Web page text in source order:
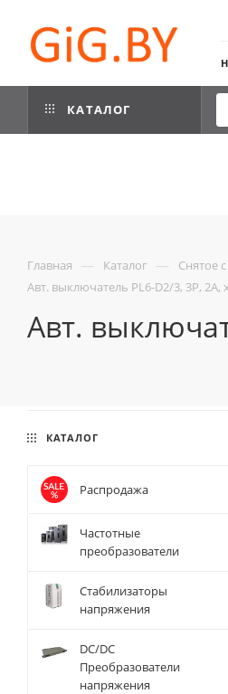
КАТАЛОГ
Главная — Каталог — Снятое
Авт. выключатель PL6-D2/3, 3P, 2A,
Авт.
КАТАЛОГ
Распродажа
Частотные
преобразователи
Стабилизаторы
напряжения
DC/DC
Преобразователи
напряжения